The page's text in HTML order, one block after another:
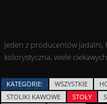
Jeden z producentów jadalni,
kolorystyczna, wiele
KATEGORIE: WSZYSTKIE
STOLIKI KAWOWE
STOŁY